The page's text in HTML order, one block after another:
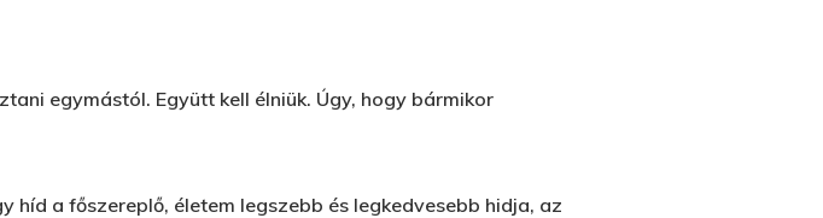
egymástól. Együtt kell élniük. Úgy, hogy bármikor
híd a főszereplő, életem legszebb és legkedvesebb hidja, az